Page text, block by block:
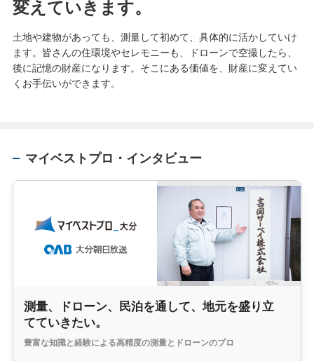
変えていきます。
土地や建物があっても、測量して初めて、具体的に活かしていけ
ます。皆さんの住環境やセレモニーも、ドローンで空撮したら、
後に記憶の財産になります。そこにある価値を、財産に変えてい
くお手伝いができます。
マイベストプロ・インタビュー
測量、ドローン、民泊を通して、地元を盛り立
てていきたい。
豊富な知識と経験による高精度の測量とドローンのプロ